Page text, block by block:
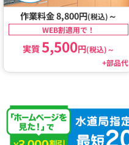
作業料金 8,800円(税込) ～
WEB割適用で！
実質5,500円(税込)～
+部品代